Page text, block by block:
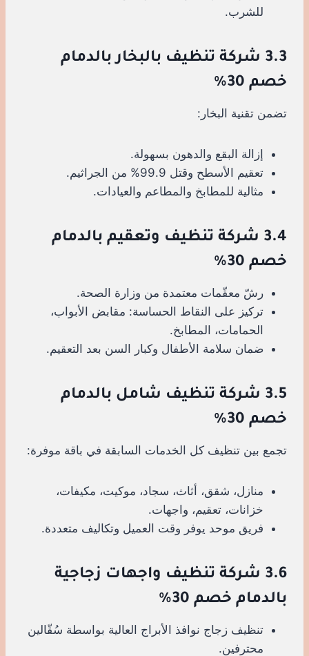
للشرب.
3.3 شركة تنظيف بالبخار بالدمام
خصم 30%
تضمن تقنية البخار:
إزالة البقع والدهون بسهولة.
تعقيم الأسطح وقتل 99.9% من الجراثيم.
مثالية للمطابخ والمطاعم والعيادات.
3.4 شركة تنظيف وتعقيم بالدمام
خصم 30%
رشّ معقّمات معتمدة من وزارة الصحة.
تركيز على النقاط الحساسة: مقابض الأبواب،
الحمامات، المطابخ.
ضمان سلامة الأطفال وكبار السن بعد التعقيم.
3.5 شركة تنظيف شامل بالدمام
خصم 30%
تجمع بين تنظيف كل الخدمات السابقة في باقة موفرة:
منازل، شقق، أثاث، سجاد، موكيت، مكيفات،
خزانات، تعقيم، واجهات.
فريق موحد يوفر وقت العميل وتكاليف متعددة.
3.6 شركة تنظيف واجهات زجاجية
بالدمام خصم 30%
تنظيف زجاج نوافذ الأبراج العالية بواسطة سُقّالين
محترفين.